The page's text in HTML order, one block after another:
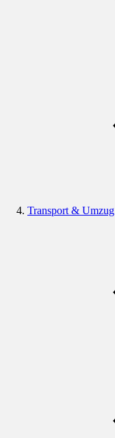
Transport & Umzug